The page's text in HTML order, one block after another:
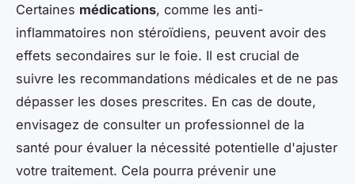
Certaines médications, comme les anti-
inflammatoires non stéroïdiens, peuvent avoir des
effets secondaires sur le foie. Il est crucial de
suivre les recommandations médicales et de ne pas
dépasser les doses prescrites. En cas de doute,
envisagez de consulter un professionnel de la
santé pour évaluer la nécessité potentielle d'ajuster
votre traitement. Cela pourra prévenir une